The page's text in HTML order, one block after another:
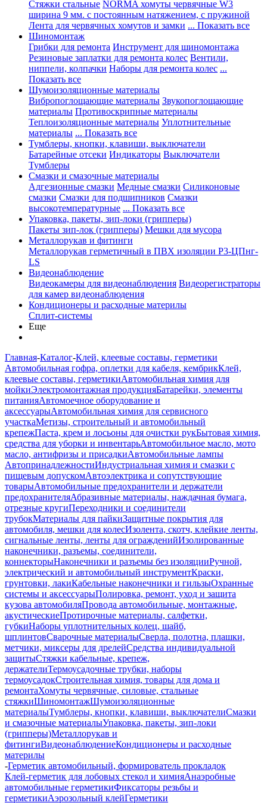
Стяжки стальные NORMA хомуты червячные W3
ширина 9 мм. с постоянным натяжением, с пружиной
Лента для червячных хомутов и замки ... Показать все
Шиномонтаж
Грибки для ремонта Инструмент для шиномонтажа
Резиновые заплатки для ремонта колес Вентили,
ниппели, колпачки Наборы для ремонта колес ...
Показать все
Шумоизоляционные материалы
Вибропоглощающие материалы Звукопоглощающие
материалы Противоскрипные материалы
Теплоизоляционные материалы Уплотнительные
материалы ... Показать все
Тумблеры, кнопки, клавиши, выключатели
Батарейные отсеки Индикаторы Выключатели
Тумблеры
Смазки и смазочные материалы
Адгезионные смазки Медные смазки Силиконовые
смазки Смазки для подшипников Смазки
высокотемпературные ... Показать все
Упаковка, пакеты, зип-локи (грипперы)
Пакеты зип-лок (грипперы) Мешки для мусора
Металлорукав и фитинги
Металлорукав герметичный в ПВХ изоляции Р3-ЦПнг-
LS
Видеонаблюдение
Видеокамеры для видеонаблюдения Видеорегистраторы
для камер видеонаблюдения
Кондиционеры и расходные материлы
Сплит-системы
Еще
Главная-Каталог-Клей, клеевые составы, герметики
Автомобильная гофра, оплетки для кабеля, кембрикКлей,
клеевые составы, герметикиАвтомобильная химия для
мойкиЭлектромонтажная продукцияБатарейки, элементы
питанияАвтомоечное оборудование и
аксессуарыАвтомобильная химия для сервисного
участкаМетизы, строительный и автомобильный
крепежПаста, крем и лосьоны для очистки рукБытовая химия,
средства для уборки и инвентарьАвтомобильное масло, мото
масло, антифризы и присадкиАвтомобильные лампы
АвтопринадлежностиИндустриальная химия и смазки с
пищевым допускомАвтоэлектрика и сопутствующие
товарыАвтомобильные предохранители и держатели
предохранителяАбразивные материалы, наждачная бумага,
отрезные кругиПереходники и соединители
трубокМатериалы для пайкиЗащитные покрытия для
автомобиля, мешки для колесИзолента, скотч, клейкие ленты,
сигнальные ленты, ленты для огражденийИзолированные
наконечники, разъемы, соединители,
коннекторыНаконечники и разъемы без изоляцииРучной,
электрический и автомобильный инструментКраски,
грунтовки, лакиКабельные наконечники и гильзыОхранные
системы и аксессуарыПолировка, ремонт, уход и защита
кузова автомобиляПровода автомобильные, монтажные,
акустическиеПротирочные материалы, салфетки,
губкиНаборы уплотнительных колец, шайб,
шплинтовСварочные материалыСверла, полотна, плашки,
метчики, миксеры для дрелейСредства индивидуальной
защитыСтяжки кабельные, крепеж,
держателиТермоусадочные трубки, наборы
термоусадокСтроительная химия, товары для дома и
ремонтаХомуты червячные, силовые, стальные
стяжкиШиномонтажШумоизоляционные
материалыТумблеры, кнопки, клавиши, выключателиСмазки
и смазочные материалыУпаковка, пакеты, зип-локи
(грипперы)Металлорукав и
фитингиВидеонаблюдениеКондиционеры и расходные
материлы
-Герметик автомобильный, формирователь прокладок
Клей-герметик для лобовых стекол и химияАнаэробные
автомобильные герметикиФиксаторы резьбы и
герметикиАэрозольный клейГерметики